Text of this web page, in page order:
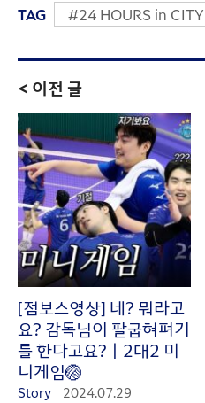
TAG #24 HOURS in CITY
< 이전 글
[점보스영상] 네? 뭐라고
요? 감독님이 팔굽혀펴기
를 한다고요?‍ㅣ2대2 미
니게임🏐
Story 2024.07.29